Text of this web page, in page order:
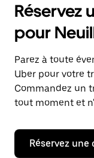
ouvrir
calendrier
et
sélectionner
une
date.
Appuyez
sur
la
Échap
pour
fermer
Réservez
pour
Parez à toute
Uber pour votre
Commandez un
tout moment et
Réservez une